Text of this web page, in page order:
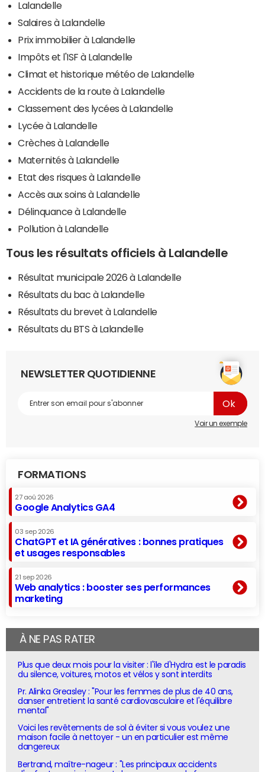
Lalandelle
Salaires à Lalandelle
Prix immobilier à Lalandelle
Impôts et l'ISF à Lalandelle
Climat et historique météo de Lalandelle
Accidents de la route à Lalandelle
Classement des lycées à Lalandelle
Lycée à Lalandelle
Crèches à Lalandelle
Maternités à Lalandelle
Etat des risques à Lalandelle
Accès aux soins à Lalandelle
Délinquance à Lalandelle
Pollution à Lalandelle
Tous les résultats officiels à Lalandelle
Résultat municipale 2026 à Lalandelle
Résultats du bac à Lalandelle
Résultats du brevet à Lalandelle
Résultats du BTS à Lalandelle
NEWSLETTER QUOTIDIENNE
Voir un exemple
FORMATIONS
27 aoû 2026
Google Analytics GA4
03 sep 2026
ChatGPT et IA génératives : bonnes pratiques
et usages responsables
21 sep 2026
Web analytics : booster ses performances
marketing
À NE PAS RATER
Plus que deux mois pour la visiter : l'île d'Hydra est le paradis
du silence, voitures, motos et vélos y sont interdits
Pr. Alinka Greasley : "Pour les femmes de plus de 40 ans,
danser entretient la santé cardiovasculaire et l'équilibre
mental"
Voici les revêtements de sol à éviter si vous voulez une
maison facile à nettoyer - un en particulier est même
dangereux
Bertrand, maître-nageur : "Les principaux accidents